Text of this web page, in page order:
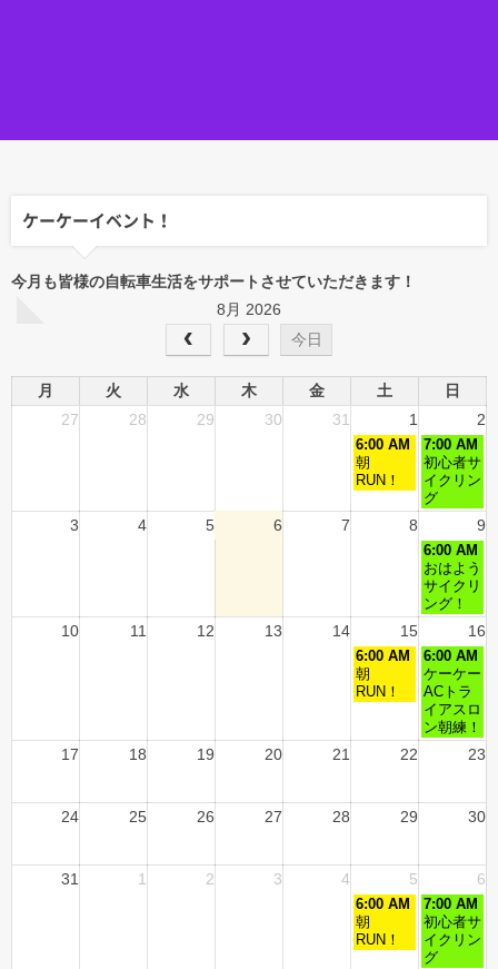
ケーケーイベント！
今月も皆様の自転車生活をサポートさせていただきます！
8月 2026
今日
月 火 水 木 金 土
日
27
28 29 30 31 1 2
6:00 AM
朝
RUN！
7:00 AM
初心者サ
イクリン
グ
3 4 5 6 7 8 9
6:00 AM
おはよう
サイクリ
ング！
10 11 12 13 14 15 16
6:00 AM
朝
RUN！
6:00 AM
ケーケー
ACトラ
イアスロ
ン朝練！
17 18 19 20 21 22 23
24 25 26 27 28 29 30
31 1 2 3 4 5 6
6:00 AM
朝
RUN！
7:00 AM
初心者サ
イクリン
グ